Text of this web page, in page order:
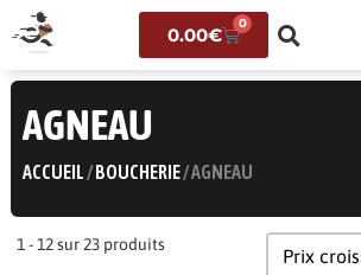
0.00€
0
AGNEAU
ACCUEIL /BOUCHERIE/ AGNEAU
1 - 12 sur 23 produits Tri
Trier le